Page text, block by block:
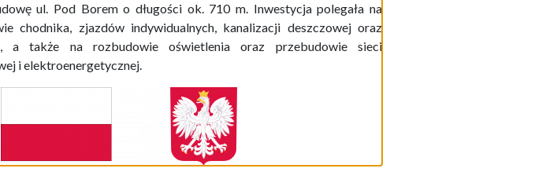
ul. Pod Borem o długości ok. 710 m. Inwestycja polegała na
chodnika, zjazdów indywidualnych, kanalizacji deszczowej oraz
a także na rozbudowie oświetlenia oraz przebudowie sieci
i elektroenergetycznej.